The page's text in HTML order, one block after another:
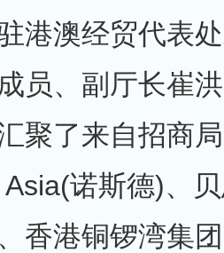
港澳经贸代表
员、副厅长崔
聚了来自招商
诺斯德)、
香港铜锣湾集